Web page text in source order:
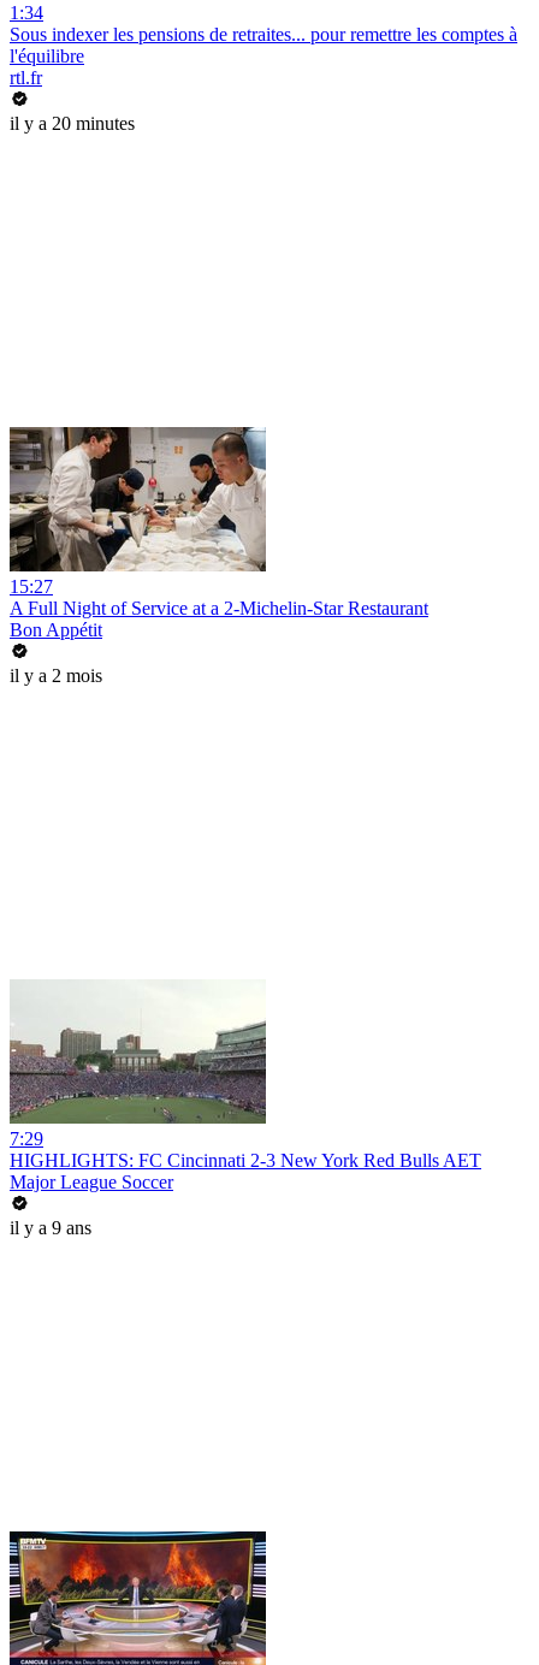
1:34
Sous indexer les pensions de retraites... pour remettre les comptes à
l'équilibre
rtl.fr
il y a 20 minutes
15:27
A Full Night of Service at a 2-Michelin-Star Restaurant
Bon Appétit
il y a 2 mois
7:29
HIGHLIGHTS: FC Cincinnati 2-3 New York Red Bulls AET
Major League Soccer
il y a 9 ans